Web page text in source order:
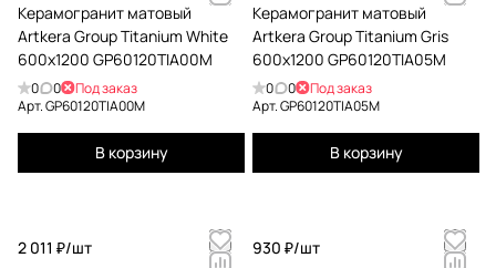
Керамогранит матовый
Artkera Group Titanium White
600x1200 GP60120TIA00M
0 0
Под заказ
Арт.GP60120TIA00M
В корзину
Керамогранит матовый
Artkera Group Titanium Gris
600x1200 GP60120TIA05M
0 0
Под заказ
Арт.GP60120TIA05M
В корзину
2 011 ₽/шт
930 ₽/шт